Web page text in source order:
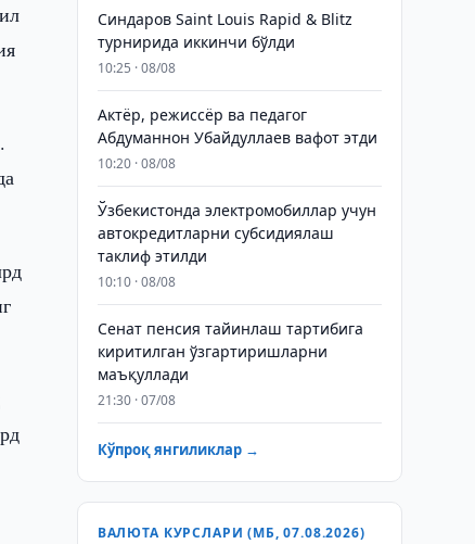
Синдаров Saint Louis Rapid & Blitz
турнирида иккинчи бўлди
10:25 · 08/08
Актёр, режиссёр ва педагог
Абдуманнон Убайдуллаев вафот этди
10:20 · 08/08
Ўзбекистонда электромобиллар учун
автокредитларни субсидиялаш
таклиф этилди
10:10 · 08/08
Сенат пенсия тайинлаш тартибига
киритилган ўзгартиришларни
маъқуллади
21:30 · 07/08
Кўпроқ янгиликлар →
ВАЛЮТА КУРСЛАРИ (МБ, 07.08.2026)